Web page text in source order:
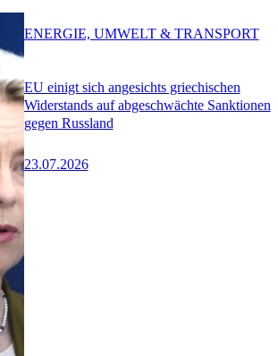
EU einigt sich angesichts griechischen
Widerstands auf abgeschwächte Sanktionen
gegen Russland
23.07.2026
ENERGIE, UMWELT & TRANSPORT